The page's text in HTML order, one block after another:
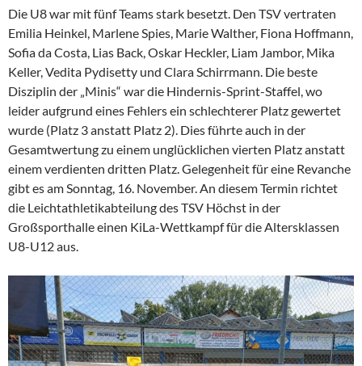
Die U8 war mit fünf Teams stark besetzt. Den TSV vertraten
Emilia Heinkel, Marlene Spies, Marie Walther, Fiona Hoffmann,
Sofia da Costa, Lias Back, Oskar Heckler, Liam Jambor, Mika
Keller, Vedita Pydisetty und Clara Schirrmann. Die beste
Disziplin der „Minis“ war die Hindernis-Sprint-Staffel, wo
leider aufgrund eines Fehlers ein schlechterer Platz gewertet
wurde (Platz 3 anstatt Platz 2). Dies führte auch in der
Gesamtwertung zu einem unglücklichen vierten Platz anstatt
einem verdienten dritten Platz. Gelegenheit für eine Revanche
gibt es am Sonntag, 16. November. An diesem Termin richtet
die Leichtathletikabteilung des TSV Höchst in der
Großsporthalle einen KiLa-Wettkampf für die Altersklassen
U8-U12 aus.